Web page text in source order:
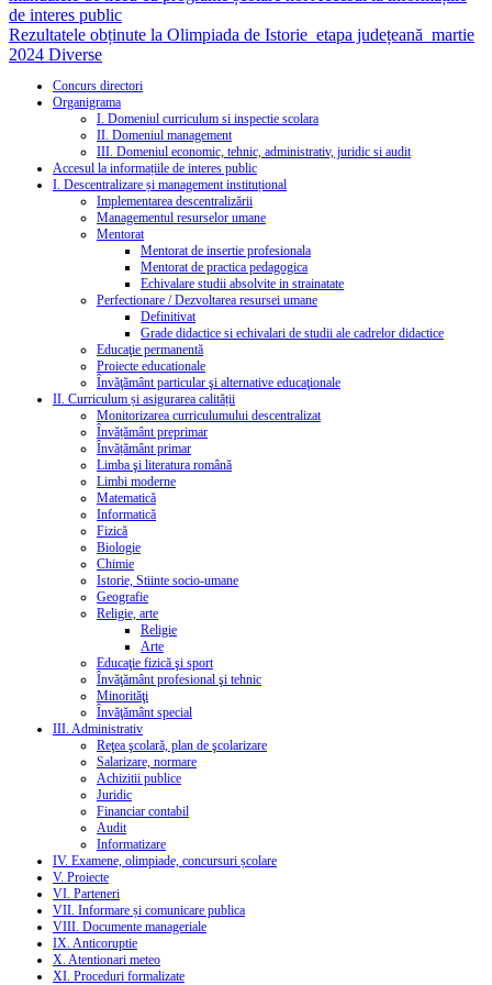
de interes public
Rezultatele obținute la Olimpiada de Istorie_etapa județeană_martie
2024 Diverse
Concurs directori
Organigrama
I. Domeniul curriculum si inspectie scolara
II. Domeniul management
III. Domeniul economic, tehnic, administrativ, juridic si audit
Accesul la informațiile de interes public
I. Descentralizare și management instituțional
Implementarea descentralizării
Managementul resurselor umane
Mentorat
Mentorat de insertie profesionala
Mentorat de practica pedagogica
Echivalare studii absolvite in strainatate
Perfectionare / Dezvoltarea resursei umane
Definitivat
Grade didactice si echivalari de studii ale cadrelor didactice
Educaţie permanentă
Proiecte educationale
Învăţământ particular şi alternative educaţionale
II. Curriculum și asigurarea calității
Monitorizarea curriculumului descentralizat
Învățământ preprimar
Învățământ primar
Limba şi literatura română
Limbi moderne
Matematică
Informatică
Fizică
Biologie
Chimie
Istorie, Stiinte socio-umane
Geografie
Religie, arte
Religie
Arte
Educaţie fizică şi sport
Învăţământ profesional şi tehnic
Minorităţi
Învăţământ special
III. Administrativ
Reţea şcolară, plan de şcolarizare
Salarizare, normare
Achizitii publice
Juridic
Financiar contabil
Audit
Informatizare
IV. Examene, olimpiade, concursuri școlare
V. Proiecte
VI. Parteneri
VII. Informare și comunicare publica
VIII. Documente manageriale
IX. Anticoruptie
X. Atentionari meteo
XI. Proceduri formalizate